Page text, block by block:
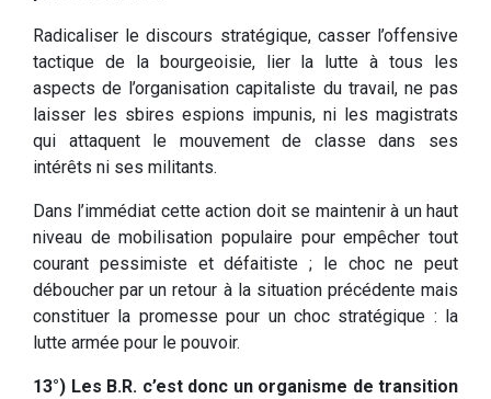
Radicaliser le discours stratégique, casser l’offensive
tactique de la bourgeoisie, lier la lutte à tous les
aspects de l’organisation capitaliste du travail, ne pas
laisser les sbires espions impunis, ni les magistrats
qui attaquent le mouvement de classe dans ses
intérêts ni ses militants.
Dans l’immédiat cette action doit se maintenir à un haut
niveau de mobilisation populaire pour empêcher tout
courant pessimiste et défaitiste ; le choc ne peut
déboucher par un retour à la situation précédente mais
constituer la promesse pour un choc stratégique : la
lutte armée pour le pouvoir.
13°) Les B.R. c’est donc un organisme de transition